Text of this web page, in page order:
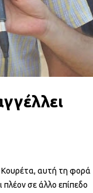
Κουρέτα, αυτή τη φορά
σε άλλο επίπεδο